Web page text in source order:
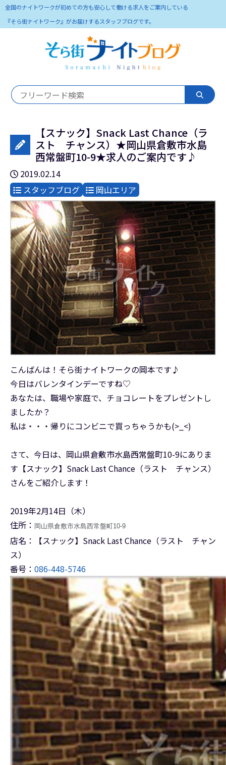
全国のナイトワークが初めての方も安心して働ける求人をご案内している
『そら街ナイトワーク』がお届けするスタッフブログです。
【スナック】Snack Last Chance（ラ
スト チャンス）★岡山県倉敷市水島
西常盤町10-9★求人のご案内です♪
2019.02.14
スタッフブログ
岡山エリア
こんばんは！そら街ナイトワークの岡本です♪
今日はバレンタインデーですね♡
あなたは、職場や家庭で、チョコレートをプレゼントし
ましたか？
私は・・・帰りにコンビニで買っちゃうかも(>_<)
さて、今日は、岡山県倉敷市水島西常盤町10-9にありま
す【スナック】Snack Last Chance（ラスト チャンス）
さんをご紹介します！
2019年2月14日（木）
住所： 岡山県倉敷市水島西常盤町10-9
店名：【スナック】Snack Last Chance（ラスト チャン
ス）
番号： 086-448-5746